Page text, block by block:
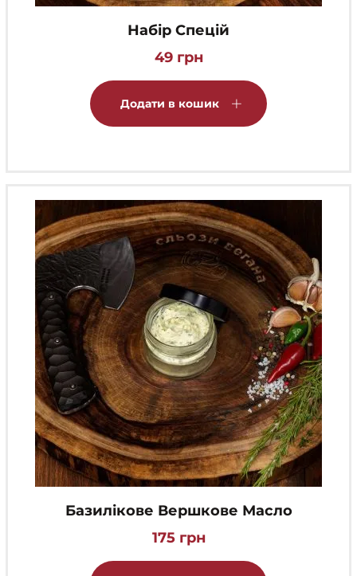
Набір Спецій
49 грн
Додати в кошик
Базилікове Вершкове Масло
175 грн